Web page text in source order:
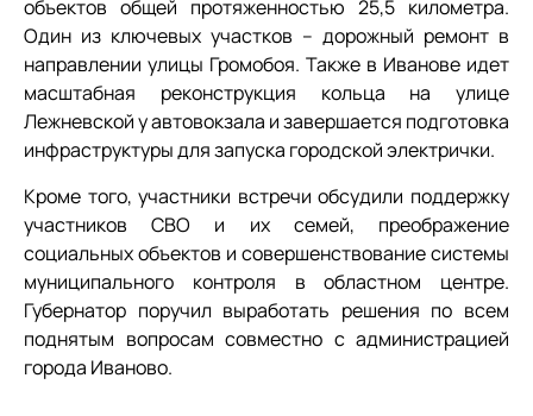
объектов общей протяженностью 25,5 километра.
Один из ключевых участков – дорожный ремонт в
направлении улицы Громобоя. Также в Иванове идет
масштабная реконструкция кольца на улице
Лежневской у автовокзала и завершается подготовка
инфраструктуры для запуска городской электрички.
Кроме того, участники встречи обсудили поддержку
участников СВО и их семей, преображение
социальных объектов и совершенствование системы
муниципального контроля в областном центре.
Губернатор поручил выработать решения по всем
поднятым вопросам совместно с администрацией
города Иваново.